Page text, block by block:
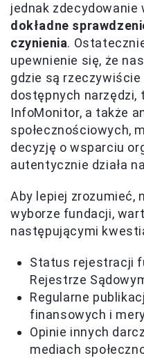
jednak
dokładne
czynienia.
upewnienie się, że
gdzie są
dostępnych narzędzi,
InfoMonitor, a także
społecznościowych,
decyzję o wsparciu
autentycznie działa
Aby lepiej zrozumieć,
wyborze fundacji,
następującymi
Status rejestracji
Rejestrze
Regularne
finansowych i
Opinie innych
mediach